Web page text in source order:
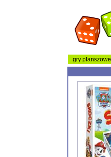
gry planszowe